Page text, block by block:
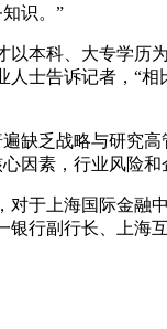
识。”
科、大专学历为
人士告诉记者，“
乏战略与研究高
因素，行业风险
上海国际金融中
银行副行长、上海